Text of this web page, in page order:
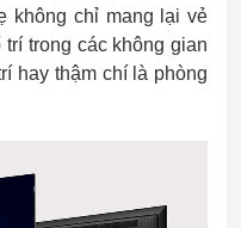
không chỉ mang lại vẻ
trong các không gian
hay thậm chí là phòng